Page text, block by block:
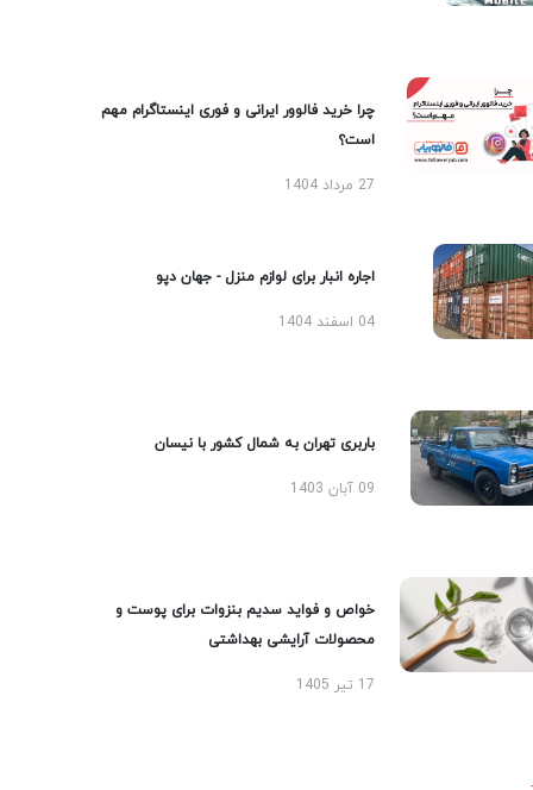
چرا خرید فالوور ایرانی و فوری اینستاگرام مهم
است؟
27 مرداد 1404
اجاره انبار برای لوازم منزل - جهان دپو
04 اسفند 1404
باربری تهران به شمال کشور با نیسان
09 آبان 1403
خواص و فواید سدیم بنزوات برای پوست و
محصولات آرایشی بهداشتی
17 تیر 1405